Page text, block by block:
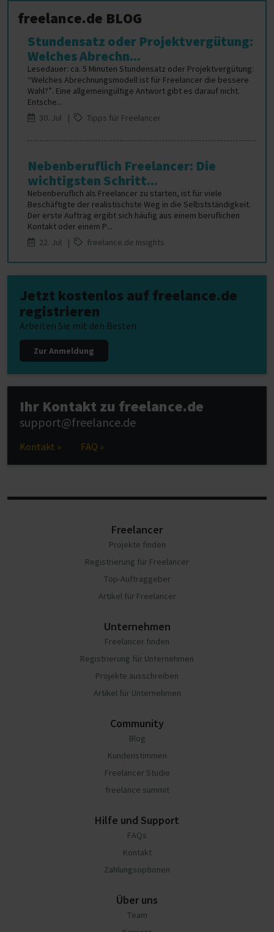
freelance.de BLOG
Stundensatz oder Projektvergütung:
Welches Abrechn...
Lesedauer: ca. 5 Minuten Stundensatz oder Projektvergütung:
“Welches Abrechnungsmodell ist für Freelancer die bessere
Wahl?”. Eine allgemeingültige Antwort gibt es darauf nicht.
Entsche...
30. Jul |
Tipps für Freelancer
Nebenberuflich Freelancer: Die
wichtigsten Schritt...
Nebenberuflich als Freelancer zu starten, ist für viele
Beschäftigte der realistischste Weg in die Selbstständigkeit.
Der erste Auftrag ergibt sich häufig aus einem beruflichen
Kontakt oder einem P...
22. Jul |
freelance.de Insights
Jetzt kostenlos auf freelance.de
registrieren
Arbeiten Sie mit den Besten
Zur Anmeldung
Ihr Kontakt zu freelance.de
support@freelance.de
Kontakt » FAQ »
Freelancer
Projekte finden
Registrierung für Freelancer
Top-Auftraggeber
Artikel für Freelancer
Unternehmen
Freelancer finden
Registrierung für Unternehmen
Projekte ausschreiben
Artikel für Unternehmen
Community
Blog
Kundenstimmen
Freelancer Studie
freelance summit
Hilfe und Support
FAQs
Kontakt
Zahlungsoptionen
Über uns
Team